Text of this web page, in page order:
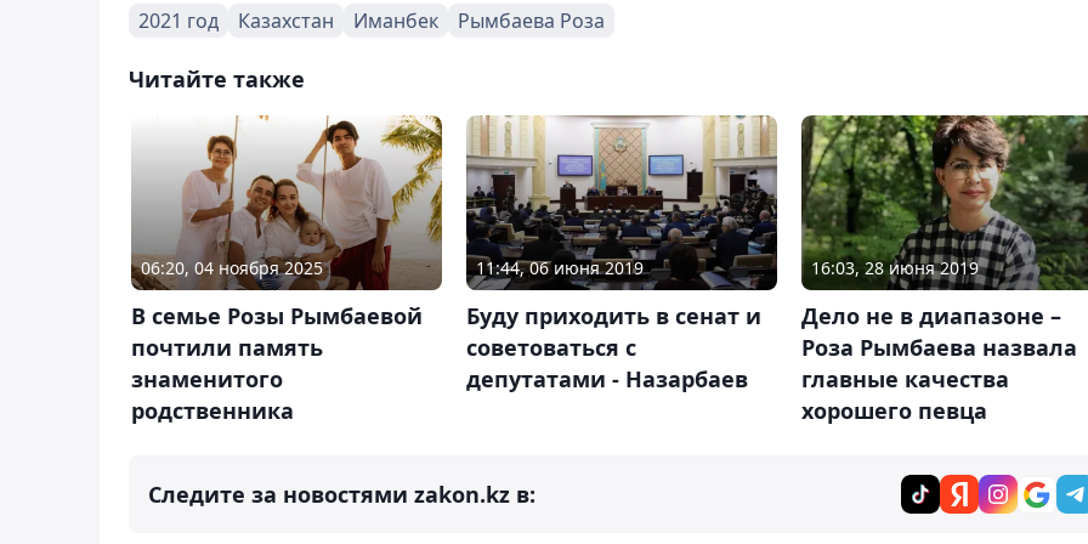
2021 год Казахстан Иманбек Рымбаева Роза
Читайте также
06:20, 04 ноября 2025
В семье Розы Рымбаевой
почтили память
знаменитого
родственника
11:44, 06 июня 2019
Буду приходить в сенат и
советоваться с
депутатами - Назарбаев
16:03, 28 июня 2019
Дело не в диапазоне –
Роза Рымбаева назвала
главные качества
хорошего певца
Следите за новостями zakon.kz в: